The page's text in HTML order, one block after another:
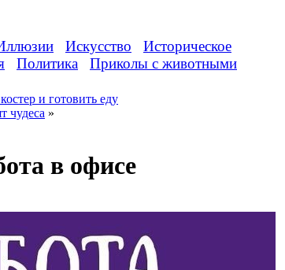
Искусство
Историческое
Политика
Приколы с животными
и готовить еду
чудеса »
в офисе